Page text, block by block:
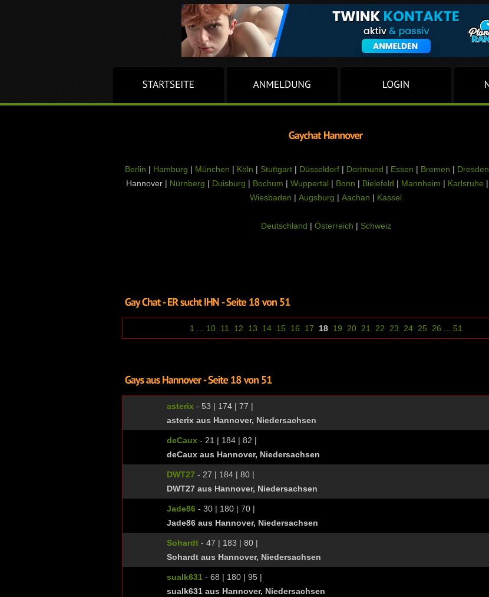
Berlin | Hamburg | München | Köln | Stuttgart| Düsseldorf| Dortmund | Essen | Bremen | Dresden
Hannover | Nürnberg | Duisburg | Bochum | Wuppertal | Bonn | Bielefeld | Mannheim | Karlsruhe |
Wiesbaden |Augsburg |Aachan | Kassel
Deutschland | Österreich | Schweiz
1 10 11 12 13 14 15 16 17 18 19 20 21 22 23 24 25 26 51
asterix - 53 | 174 | 77 |
asterix aus Hannover, Niedersachsen
deCaux - 21 | 184 | 82 |
deCaux aus Hannover, Niedersachsen
DWT27 - 27 | 184 | 80 |
DWT27 aus Hannover, Niedersachsen
Jade86 - 30 | 180 | 70 |
Jade86 aus Hannover, Niedersachsen
Sohardt - 47 | 183 | 80 |
Sohardt aus Hannover, Niedersachsen
sualk631 - 68 | 180 | 95 |
sualk631 aus Hannover, Niedersachsen